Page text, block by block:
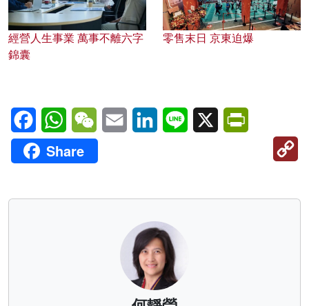
經營人生事業 萬事不離六字
錦囊
零售末日 京東迫爆
FacebookWhatsAppWeChatEmail LinkedInLine X
Share